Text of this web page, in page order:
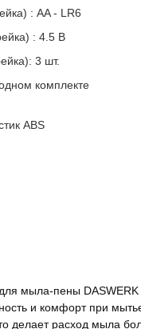
: AA - LR6
: 4.5 В
3 шт.
комплекте
ABS
мыла-пены DASWERK
и комфорт при
делает расход мыла